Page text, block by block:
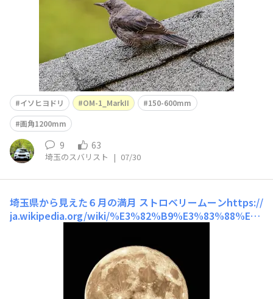
イソヒヨドリ OM-1_MarkII
150-600mm
画角1200mm
9 63
埼玉のスバリスト | 07/30
埼玉県から見えた６月の満月 ストロベリームーンhttps://
ja.wikipedia.org/wiki/%E3%82%B9%E3%83%88%E
E3%83%A0%E3%83%BC%E3%83%B3月がイチゴのよ
うに赤く見える、という事ではありません😅アメリ